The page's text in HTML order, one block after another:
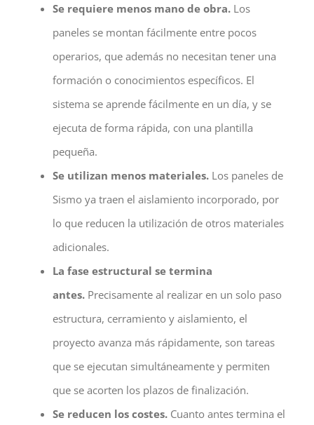
Se requiere menos mano de obra.Los
paneles se montan fácilmente entre pocos
operarios, que además no necesitan tener una
formación o conocimientos específicos. El
sistema se aprende fácilmente en un día, y se
ejecuta de forma rápida, con una plantilla
pequeña.
Se utilizan menos materiales.Los paneles de
Sismo ya traen el aislamiento incorporado, por
lo que reducen la utilización de otros materiales
adicionales.
La fase estructural se termina
antes.Precisamente al realizar en un solo paso
estructura, cerramiento y aislamiento, el
proyecto avanza más rápidamente, son tareas
que se ejecutan simultáneamente y permiten
que se acorten los plazos de finalización.
Se reducen los costes.Cuanto antes termina el